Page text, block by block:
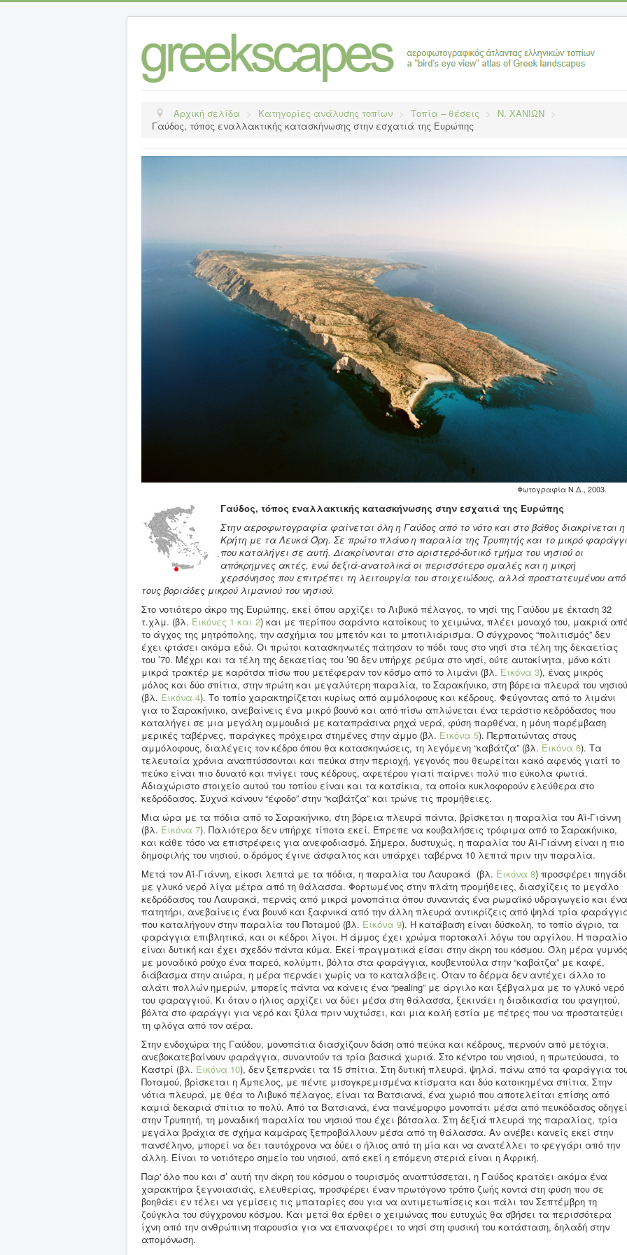
Αρχική σελίδα > Κατηγορίες ανάλυσης τοπίων > Τοπία – θέσεις > Ν. ΧΑΝΙΩΝ >
Γαύδος, τόπος εναλλακτικής κατασκήνωσης στην εσχατιά της Ευρώπης
Φωτογραφία Ν.Δ., 2003.
Γαύδος, τόπος εναλλακτικής κατασκήνωσης στην εσχατιά της Ευρώπης
Στην αεροφωτογραφία φαίνεται όλη η Γαύδος από το νότο και στο βάθος διακρίνεται η
Κρήτη με τα Λευκά Όρη. Σε πρώτο πλάνο η παραλία της Τρυπητής και το μικρό φαράγγι
που καταλήγει σε αυτή. Διακρίνονται στο αριστερό-δυτικό τμήμα του νησιού οι
απόκρημνες ακτές, ενώ δεξιά-ανατολικά οι περισσότερο ομαλές και η μικρή
χερσόνησος που επιτρέπει τη λειτουργία του στοιχειώδους, αλλά προστατευμένου από
τους βοριάδες μικρού λιμανιού του νησιού.
Στο νοτιότερο άκρο της Ευρώπης, εκεί όπου αρχίζει το Λιβυκό πέλαγος, το νησί της Γαύδου με έκταση 32
τ.χλμ. (βλ. Εικόνες 1 και 2) και με περίπου σαράντα κατοίκους το χειμώνα, πλέει μοναχό του, μακριά
το άγχος της μητρόπολης, την ασχήμια του μπετόν και το μποτιλιάρισμα. Ο σύγχρονος “πολιτισμός” δεν
έχει φτάσει ακόμα εδώ. Οι πρώτοι κατασκηνωτές πάτησαν το πόδι τους στο νησί στα τέλη της δεκαετίας
του ’70. Μέχρι και τα τέλη της δεκαετίας του ’90 δεν υπήρχε ρεύμα στο νησί, ούτε αυτοκίνητα, μόνο κάτι
μικρά τρακτέρ με καρότσα πίσω που μετέφεραν τον κόσμο από το λιμάνι (βλ. Εικόνα 3), ένας μικρός
μόλος και δύο σπίτια, στην πρώτη και μεγαλύτερη παραλία, το Σαρακήνικο, στη βόρεια πλευρά του νησιού
(βλ. Εικόνα 4). Το τοπίο χαρακτηρίζεται κυρίως από αμμόλοφους και κέδρους. Φεύγοντας από το λιμάνι
για το Σαρακήνικο, ανεβαίνεις ένα μικρό βουνό και από πίσω απλώνεται ένα τεράστιο κεδρόδασος που
καταλήγει σε μια μεγάλη αμμουδιά με καταπράσινα ρηχά νερά, φύση παρθένα, η μόνη παρέμβαση
μερικές ταβέρνες, παράγκες πρόχειρα στημένες στην άμμο (βλ. Εικόνα 5). Περπατώντας στους
αμμόλοφους, διαλέγεις τον κέδρο όπου θα κατασκηνώσεις, τη λεγόμενη “καβάτζα” (βλ. Εικόνα 6). Τα
τελευταία χρόνια αναπτύσσονται και πεύκα στην περιοχή, γεγονός που θεωρείται κακό αφενός γιατί το
πεύκο είναι πιο δυνατό και πνίγει τους κέδρους, αφετέρου γιατί παίρνει πολύ πιο εύκολα φωτιά.
Αδιαχώριστο στοιχείο αυτού του τοπίου είναι και τα κατσίκια, τα οποία κυκλοφορούν ελεύθερα στο
κεδρόδασος. Συχνά κάνουν “έφοδο” στην “καβάτζα” και τρώνε τις προμήθειες.
Μια ώρα με τα πόδια από το Σαρακήνικο, στη βόρεια πλευρά πάντα, βρίσκεται η παραλία του Αϊ-Γιάννη
(βλ. Εικόνα 7). Παλιότερα δεν υπήρχε τίποτα εκεί. Έπρεπε να κουβαλήσεις τρόφιμα από το Σαρακήνικο,
και κάθε τόσο να επιστρέφεις για ανεφοδιασμό. Σήμερα, δυστυχώς, η παραλία του Αϊ-Γιάννη είναι η πιο
δημοφιλής του νησιού, ο δρόμος έγινε άσφαλτος και υπάρχει ταβέρνα 10 λεπτά πριν την παραλία.
Μετά τον Αϊ-Γιάννη, είκοσι λεπτά με τα πόδια, η παραλία του Λαυρακά (βλ. Εικόνα 8) προσφέρει πηγάδι
με γλυκό νερό λίγα μέτρα από τη θάλασσα. Φορτωμένος στην πλάτη προμήθειες, διασχίζεις το μεγάλο
κεδρόδασος του Λαυρακά, περνάς από μικρά μονοπάτια όπου συναντάς ένα ρωμαϊκό υδραγωγείο και ένα
πατητήρι, ανεβαίνεις ένα βουνό και ξαφνικά από την άλλη πλευρά αντικρίζεις από ψηλά τρία
που καταλήγουν στην παραλία του Ποταμού (βλ. Εικόνα 9). Η κατάβαση είναι δύσκολη, το τοπίο άγριο, τα
φαράγγια επιβλητικά, και οι κέδροι λίγοι. Η άμμος έχει χρώμα πορτοκαλί λόγω του αργίλου. Η παραλία
είναι δυτική και έχει σχεδόν πάντα κύμα. Εκεί πραγματικά είσαι στην άκρη του κόσμου. Όλη μέρα
με μοναδικό ρούχο ένα παρεό, κολύμπι, βόλτα στα φαράγγια, κουβεντούλα στην “καβάτζα” με καφέ,
διάβασμα στην αιώρα, η μέρα περνάει χωρίς να το καταλάβεις. Όταν το δέρμα δεν αντέχει άλλο το
αλάτι πολλών ημερών, μπορείς πάντα να κάνεις ένα “pealing” με άργιλο και ξέβγαλμα με το γλυκό νερό
του φαραγγιού. Κι όταν ο ήλιος αρχίζει να δύει μέσα στη θάλασσα, ξεκινάει η διαδικασία του φαγητού,
βόλτα στο φαράγγι για νερό και ξύλα πριν νυχτώσει, και μια καλή εστία με πέτρες που να προστατεύει
τη φλόγα από τον αέρα.
Στην ενδοχώρα της Γαύδου, μονοπάτια διασχίζουν δάση από πεύκα και κέδρους, περνούν από μετόχια,
ανεβοκατεβαίνουν φαράγγια, συναντούν τα τρία βασικά χωριά. Στο κέντρο του νησιού, η πρωτεύουσα, το
Καστρί (βλ. Εικόνα 10), δεν ξεπερνάει τα 15 σπίτια. Στη δυτική πλευρά, ψηλά, πάνω από τα φαράγγια
Ποταμού, βρίσκεται η Άμπελος, με πέντε μισογκρεμισμένα κτίσματα και δύο κατοικημένα σπίτια. Στην
νότια πλευρά, με θέα το Λιβυκό πέλαγος, είναι τα Βατσιανά, ένα χωριό που αποτελείται επίσης από
καμιά δεκαριά σπίτια το πολύ. Από τα Βατσιανά, ένα πανέμορφο μονοπάτι μέσα από πευκόδασος οδηγεί
στην Τρυπητή, τη μοναδική παραλία του νησιού που έχει βότσαλα. Στη δεξιά πλευρά της παραλίας, τρία
μεγάλα βράχια σε σχήμα καμάρας ξεπροβάλλουν μέσα από τη θάλασσα. Αν ανέβει κανείς εκεί στην
πανσέληνο, μπορεί να δει ταυτόχρονα να δύει ο ήλιος από τη μία και να ανατέλλει το φεγγάρι από την
άλλη. Είναι το νοτιότερο σημείο του νησιού, από εκεί η επόμενη στεριά είναι η Αφρική.
Παρ' όλο που και σ’ αυτή την άκρη του κόσμου ο τουρισμός αναπτύσσεται, η Γαύδος κρατάει ακόμα ένα
χαρακτήρα ξεγνοιασιάς, ελευθερίας, προσφέρει έναν πρωτόγονο τρόπο ζωής κοντά στη φύση που σε
βοηθάει εν τέλει να γεμίσεις τις μπαταρίες σου για να αντιμετωπίσεις και πάλι τον Σεπτέμβρη τη
ζούγκλα του σύγχρονου κόσμου. Και μετά θα έρθει ο χειμώνας που ευτυχώς θα σβήσει τα περισσότερα
ίχνη από την ανθρώπινη παρουσία για να επαναφέρει το νησί στη φυσική του κατάσταση, δηλαδή στην
απομόνωση.